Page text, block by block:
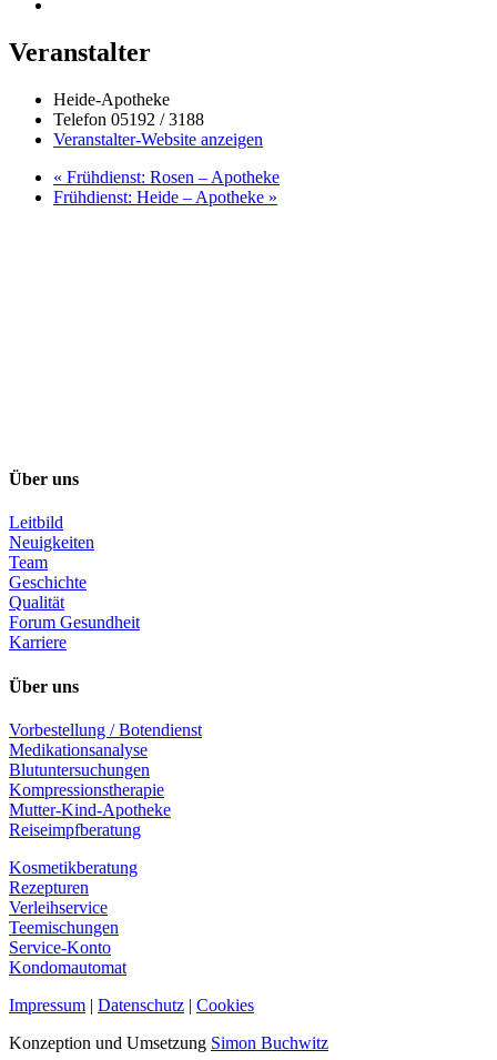
Veranstalter
Heide-Apotheke
Telefon 05192 / 3188
Veranstalter-Website anzeigen
« Frühdienst: Rosen – Apotheke
Frühdienst: Heide – Apotheke »
Über uns
Leitbild
Neuigkeiten
Team
Geschichte
Qualität
Forum Gesundheit
Karriere
Über uns
Vorbestellung / Botendienst
Medikationsanalyse
Blutuntersuchungen
Kompressionstherapie
Mutter-Kind-Apotheke
Reiseimpfberatung
Kosmetikberatung
Rezepturen
Verleihservice
Teemischungen
Service-Konto
Kondomautomat
Impressum | Datenschutz | Cookies
Konzeption und Umsetzung Simon Buchwitz